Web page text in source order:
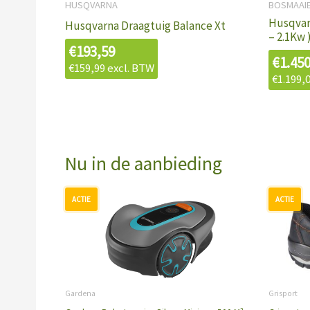
HUSQVARNA
Husqvarna Draagtuig Balance Xt
€193,59
€159,99excl. BTW
– 2.1Kw )
€
€
Nu in de aanbieding
Gardena
Oorspronkelijke
prijs
was:
€943,79.
Huidige
prijs
is:
€699,00.
Grisport